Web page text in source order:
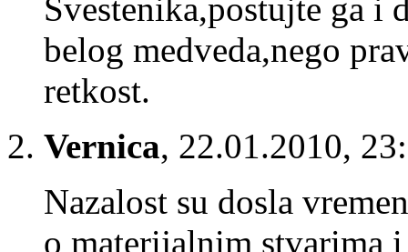
Svestenika,postujte ga i
belog medveda,nego
retkost.
Vernica, 22.01.2010,
Nazalost su dosla
o materijalnim stvarima